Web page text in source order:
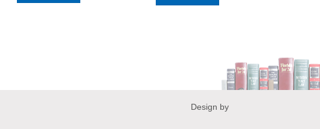
Design by